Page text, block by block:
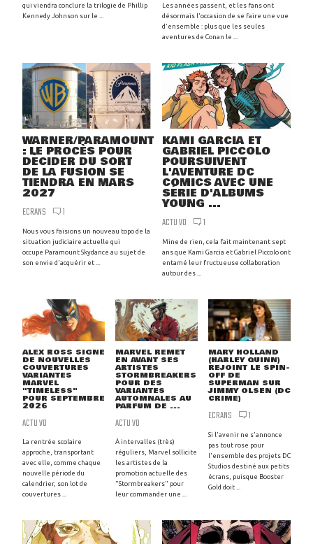
qui viendra conclure la trilogie de Phillip
Kennedy Johnson sur le ...
Les années passent, et les fans ont
désormais l'occasion de se faire une vue
d'ensemble : plus que les seules
aventures de Conan le ...
WARNER/PARAMOUNT
: LE PROCÈS POUR
DÉCIDER DU SORT
DE LA FUSION SE
TIENDRA EN MARS
2027
ECRANS 1
Nous vous faisions un nouveau topo de la
situation judiciaire actuelle qui
occupe Paramount Skydance au sujet de
son envie d'acquérir et ...
KAMI GARCIA ET
GABRIEL PICCOLO
POURSUIVENT
L'AVENTURE DC
COMICS AVEC UNE
SÉRIE D'ALBUMS
YOUNG ...
ACTU VO 1
Mine de rien, cela fait maintenant sept
ans que Kami Garcia et Gabriel Piccolo ont
entamé leur fructueuse collaboration
autour des ...
ALEX ROSS SIGNE
DE NOUVELLES
COUVERTURES
VARIANTES
MARVEL
"TIMELESS"
POUR SEPTEMBRE
2026
ACTU VO
La rentrée scolaire
approche, transportant
avec elle, comme chaque
nouvelle période du
calendrier, son lot de
couvertures ...
MARVEL REMET
EN AVANT SES
ARTISTES
STORMBREAKERS
POUR DES
VARIANTES
AUTOMNALES AU
PARFUM DE ...
ACTU VO
À intervalles (très)
réguliers, Marvel sollicite
les artistes de la
promotion actuelle des
"Stormbreakers" pour
leur commander une ...
MARY HOLLAND
(HARLEY QUINN)
REJOINT LE SPIN-
OFF DE
SUPERMAN SUR
JIMMY OLSEN (DC
CRIME)
ECRANS 1
Si l'avenir ne s'annonce
pas tout rose pour
l'ensemble des projets DC
Studios destiné aux petits
écrans, puisque Booster
Gold doit ...